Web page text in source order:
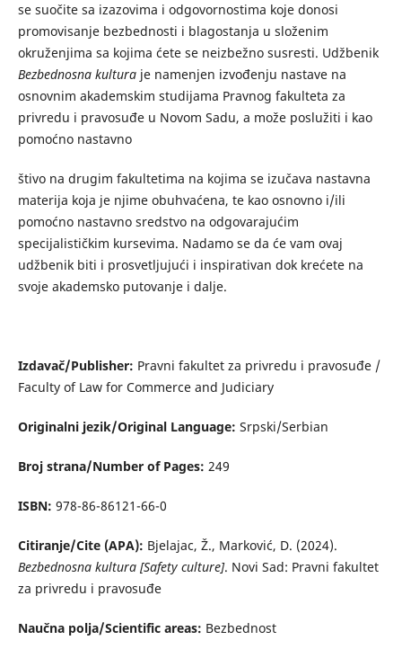
se suočite sa izazovima i odgovornostima koje donosi
promovisanje bezbednosti i blagostanja u složenim
okruženjima sa kojima ćete se neizbežno susresti. Udžbenik
Bezbednosna kulturaje namenjen izvođenju nastave na
osnovnim akademskim studijama Pravnog fakulteta za
privredu i pravosuđe u Novom Sadu, a može poslužiti i kao
pomoćno nastavno
štivo na drugim fakultetima na kojima se izučava nastavna
materija koja je njime obuhvaćena, te kao osnovno i/ili
pomoćno nastavno sredstvo na odgovarajućim
specijalističkim kursevima. Nadamo se da će vam ovaj
udžbenik biti i prosvetljujući i inspirativan dok krećete na
svoje akademsko putovanje i dalje.
Izdavač/Publisher: Pravni fakultet za privredu i pravosuđe /
Faculty of Law for Commerce and Judiciary
Originalni jezik/Original Language: Srpski/Serbian
Broj strana/Number of Pages: 249
ISBN: 978-86-86121-66-0
Citiranje/Cite (APA): Bjelajac, Ž., Marković, D. (2024).
Bezbednosna kultura [Safety culture]. Novi Sad: Pravni fakultet
za privredu i pravosuđe
Naučna polja/Scientific areas: Bezbednost